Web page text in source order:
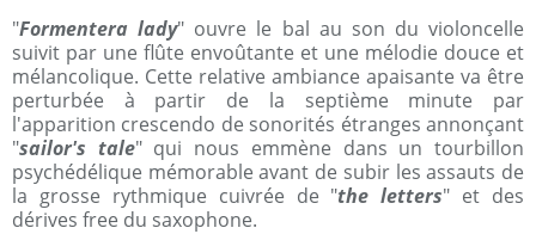
"Formentera lady" ouvre le bal au son du violoncelle
suivit par une flûte envoûtante et une mélodie douce et
mélancolique. Cette relative ambiance apaisante va être
perturbée à partir de la septième minute par
l'apparition crescendo de sonorités étranges annonçant
"sailor's tale" qui nous emmène dans un tourbillon
psychédélique mémorable avant de subir les assauts de
la grosse rythmique cuivrée de "the letters" et des
dérives free du saxophone.